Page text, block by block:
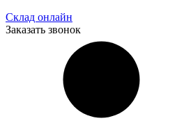
Склад онлайн
Заказать звонок